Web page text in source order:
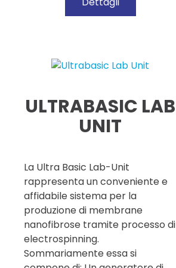
ULTRABASIC LAB
UNIT
La Ultra Basic Lab-Unit
rappresenta un conveniente e
affidabile sistema per la
produzione di membrane
nanofibrose tramite processo di
electrospinning.
Sommariamente essa si